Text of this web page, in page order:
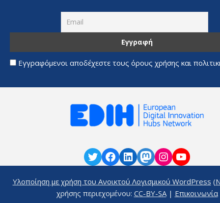
Εγγραφόμενοι αποδέχεστε τους όρους χρήσης και
Υλοποίηση με χρήση του Ανοικτού Λογισμικού WordPress (
χρήσης περιεχομένου: CC-BY-SA| Επικοινωνία